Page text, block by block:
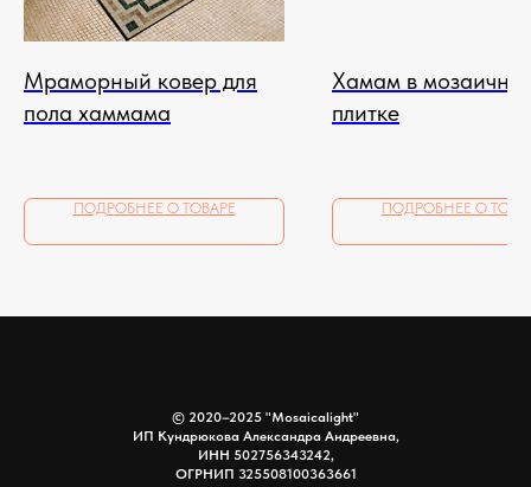
Мраморный ковер для
пола хаммама
ПОДРОБНЕЕ О ТОВАРЕ
Хамам в
плитке
ПОДРОБНЕЕ О
© 2020–2025 "Mosaicalight"
ИП Кундрюкова Александра Андреевна,
ИНН 502756343242,
ОГРНИП 325508100363661